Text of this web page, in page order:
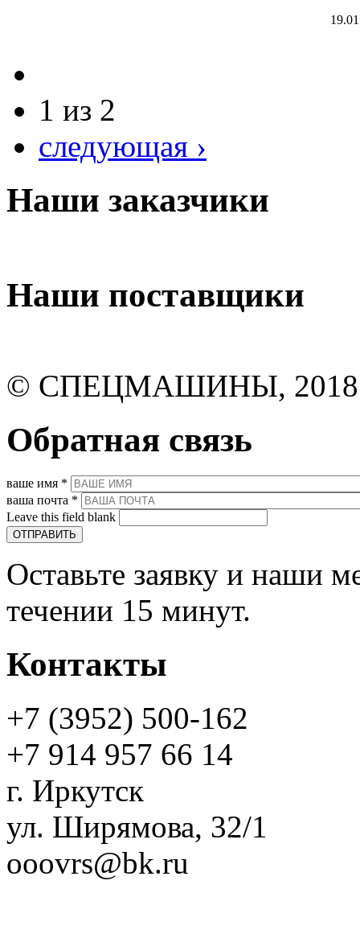
1 из 2
следующая ›
Наши заказчики
Наши поставщики
© СПЕЦМАШИНЫ, 2018
Обратная связь
ваше имя *
ваша почта *
Leave this field blank
Оставьте заявку и наши
течении 15 минут.
Контакты
+7 (3952) 500-162
+7 914 957 66 14
г. Иркутск
ул. Ширямова, 32/1
ooovrs@bk.ru